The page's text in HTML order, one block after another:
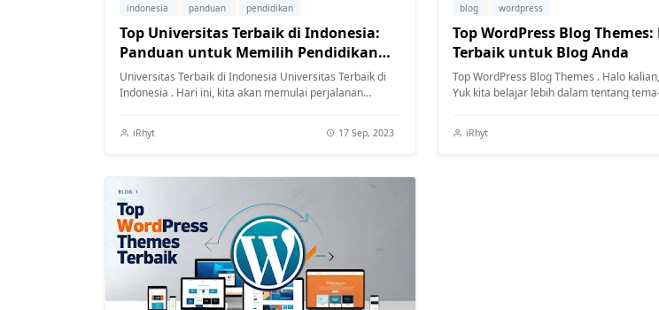
indonesia panduan pendidikan
Top Universitas Terbaik di Indonesia:
Panduan untuk Memilih Pendidikan
Tinggi
Universitas Terbaik di Indonesia Universitas Terbaik di
Indonesia . Hari ini, kita akan memulai perjalanan
iRhyt 17 Sep, 2023
blog wordpress
Top WordPress Blog
Terbaik untuk Blog Anda
Top WordPress Blog Themes . Halo
Yuk kita belajar lebih dalam tentang
iRhyt